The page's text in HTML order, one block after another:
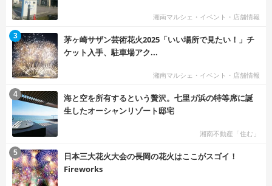
湘南マルシェ・イベント・店舗情報
茅ヶ崎サザン芸術花火2025「いい場所で見たい！」チ
ケット入手、駐車場アク...
湘南マルシェ・イベント・店舗情報
3
海と空を所有するという贅沢。七里ガ浜の特等席に誕
生したオーシャンリゾート邸宅
湘南不動産「住む」
4
日本三大花火大会の長岡の花火はここがスゴイ！
Fireworks
5